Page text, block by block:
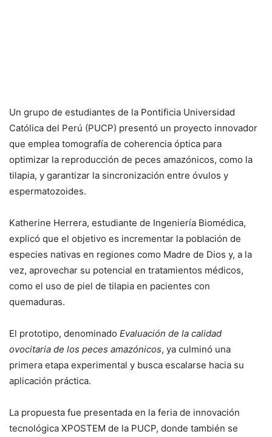
Un grupo de estudiantes de la Pontificia Universidad
Católica del Perú (PUCP) presentó un proyecto innovador
que emplea tomografía de coherencia óptica para
optimizar la reproducción de peces amazónicos, como la
tilapia, y garantizar la sincronización entre óvulos y
espermatozoides.
Katherine Herrera, estudiante de Ingeniería Biomédica,
explicó que el objetivo es incrementar la población de
especies nativas en regiones como Madre de Dios y, a la
vez, aprovechar su potencial en tratamientos médicos,
como el uso de piel de tilapia en pacientes con
quemaduras.
El prototipo, denominado Evaluación de la calidad
ovocitaria de los peces amazónicos, ya culminó una
primera etapa experimental y busca escalarse hacia su
aplicación práctica.
La propuesta fue presentada en la feria de innovación
tecnológica XPOSTEM de la PUCP, donde también se